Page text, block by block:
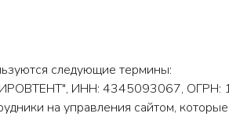
следующие термины:
ИНН: 4345093067, ОГРН:
на управления сайтом,